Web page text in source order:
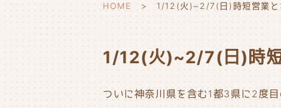
HOME 1/12(火)~2/7(日)時短営業と
1/12(火)~2/7(日)時短
ついに神奈川県を含む1都3県に2度